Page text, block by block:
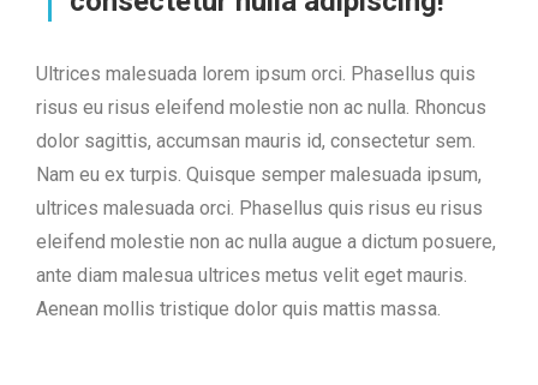
Ultrices malesuada lorem ipsum orci. Phasellus quis
risus eu risus eleifend molestie non ac nulla. Rhoncus
dolor sagittis, accumsan mauris id, consectetur sem.
Nam eu ex turpis. Quisque semper malesuada ipsum,
ultrices malesuada orci. Phasellus quis risus eu risus
eleifend molestie non ac nulla augue a dictum posuere,
ante diam malesua ultrices metus velit eget mauris.
Aenean mollis tristique dolor quis mattis massa.